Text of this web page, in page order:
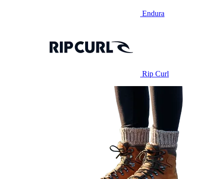
Endura
Rip Curl